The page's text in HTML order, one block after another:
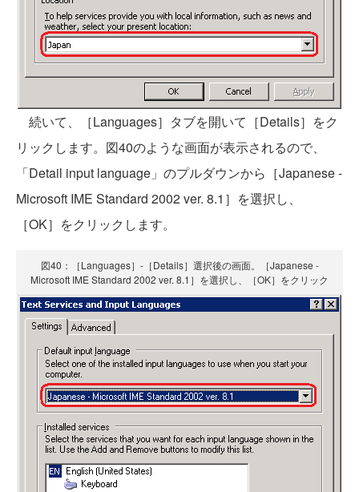
続いて、［Languages］タブを開いて［Details］をク
リックします。図40のような画面が表示されるので、
「Detail input language」のプルダウンから［Japanese -
Microsoft IME Standard 2002 ver. 8.1］を選択し、
［OK］をクリックします。
図40：［Languages］-［Details］選択後の画面。［Japanese -
Microsoft IME Standard 2002 ver. 8.1］を選択し、［OK］をクリック